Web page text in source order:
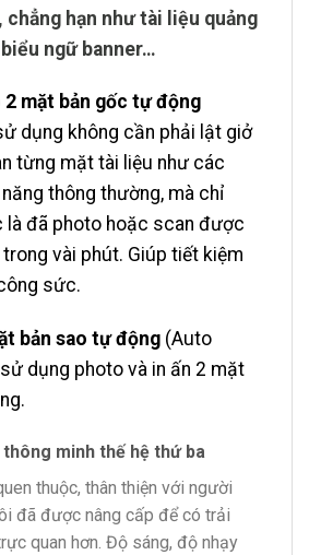
hạn như tài liệu quảng
ngữ banner…
2 mặt bản gốc tự động
dụng không cần phải lật giở
từng mặt tài liệu như các
thông thường, mà chỉ
là đã photo hoặc scan được
vài phút. Giúp tiết kiệm
sức.
bản sao tự động (Auto
dụng photo và in ấn 2 mặt
minh thế hệ thứ ba
thuộc, thân thiện với người
đã được nâng cấp để có trải
quan hơn. Độ sáng, độ nhạy